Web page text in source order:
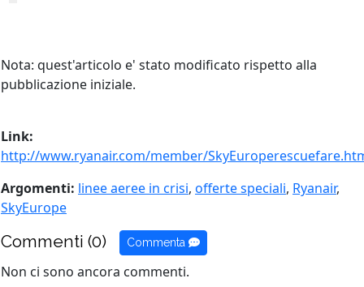
Nota: quest'articolo e' stato modificato rispetto alla
pubblicazione iniziale.
Link:
http://www.ryanair.com/member/
Argomenti: linee aeree in crisi, offerte speciali, Ryanair,
SkyEurope
Commenti (0) Commenta
Non ci sono ancora commenti.